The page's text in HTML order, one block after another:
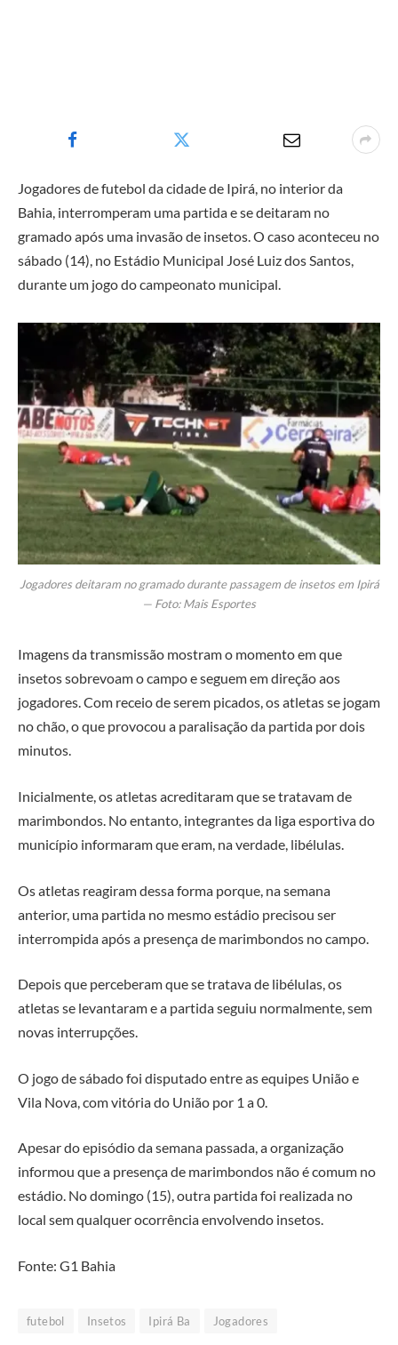
Jogadores de futebol da cidade de Ipirá, no interior da
Bahia, interromperam uma partida e se deitaram no
gramado após uma invasão de insetos. O caso aconteceu no
sábado (14), no Estádio Municipal José Luiz dos Santos,
durante um jogo do campeonato municipal.
Jogadores deitaram no gramado durante passagem de insetos em Ipirá
— Foto: Mais Esportes
Imagens da transmissão mostram o momento em que
insetos sobrevoam o campo e seguem em direção aos
jogadores. Com receio de serem picados, os atletas se jogam
no chão, o que provocou a paralisação da partida por dois
minutos.
Inicialmente, os atletas acreditaram que se tratavam de
marimbondos. No entanto, integrantes da liga esportiva do
município informaram que eram, na verdade, libélulas.
Os atletas reagiram dessa forma porque, na semana
anterior, uma partida no mesmo estádio precisou ser
interrompida após a presença de marimbondos no campo.
Depois que perceberam que se tratava de libélulas, os
atletas se levantaram e a partida seguiu normalmente, sem
novas interrupções.
O jogo de sábado foi disputado entre as equipes União e
Vila Nova, com vitória do União por 1 a 0.
Apesar do episódio da semana passada, a organização
informou que a presença de marimbondos não é comum no
estádio. No domingo (15), outra partida foi realizada no
local sem qualquer ocorrência envolvendo insetos.
Fonte: G1 Bahia
futebol Insetos Ipirá Ba Jogadores